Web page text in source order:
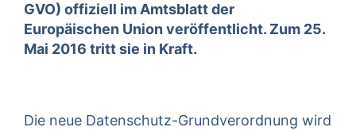
GVO) offiziell im Amtsblatt der
Europäischen Union veröffentlicht. Zum 25.
Mai 2016 tritt sie in Kraft.
Die neue Datenschutz-Grundverordnung wird